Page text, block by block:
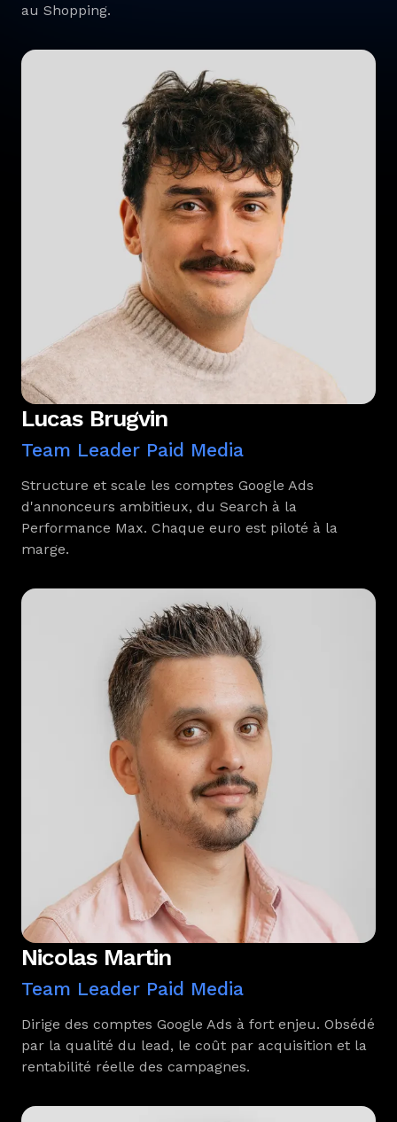
au Shopping.
Lucas Brugvin
Team Leader Paid Media
Structure et scale les comptes Google Ads
d'annonceurs ambitieux, du Search à la
Performance Max. Chaque euro est piloté à la
marge.
Nicolas Martin
Team Leader Paid Media
Dirige des comptes Google Ads à fort enjeu. Obsédé
par la qualité du lead, le coût par acquisition et la
rentabilité réelle des campagnes.